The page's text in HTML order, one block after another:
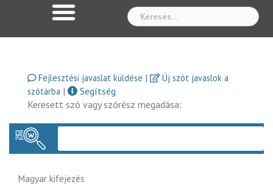
Fejlesztési javaslat küldése |
Új szót javaslok a
szótárba |
Segítség
Keresett szó vagy szórész megadása:
Magyar kifejezés